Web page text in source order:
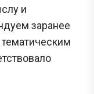
и
заранее